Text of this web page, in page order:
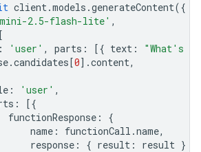
client.models .generateContent({
2.5-flash-lite' ,
[
: 'user' , parts : [{ text :
"What's
.candidates[0].content,
: 'user' ,
:
[{
functionResponse :
{
name : functionCall .name,
response : { result : result }